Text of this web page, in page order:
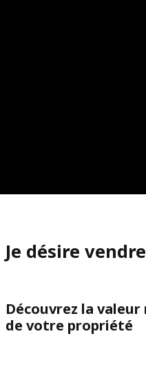
Je désire
Découvrez la valeur
de votre propriété